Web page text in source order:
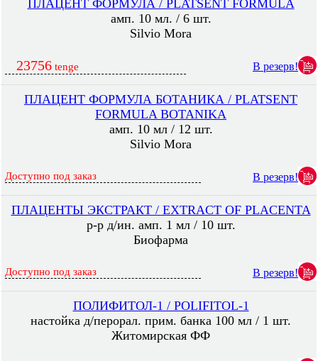
ПЛАЦЕНТ ФОРМУЛА / PLATSENT FORMULA
амп. 10 мл. / 6 шт.
Silvio Mora
23756 tenge В резерв!
ПЛАЦЕНТ ФОРМУЛА БОТАНИКА / PLATSENT
FORMULA BOTANIKA
амп. 10 мл / 12 шт.
Silvio Mora
Доступно под заказ В резерв!
ПЛАЦЕНТЫ ЭКСТРАКТ / EXTRACT OF PLACENTA
р-р д/ин. амп. 1 мл / 10 шт.
Биофарма
Доступно под заказ В резерв!
ПОЛИФИТОЛ-1 / POLIFITOL-1
настойка д/перорал. прим. банка 100 мл / 1 шт.
Житомирская ФФ